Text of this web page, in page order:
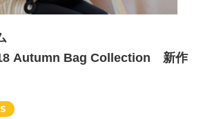
Autumn Bag Collection 新作